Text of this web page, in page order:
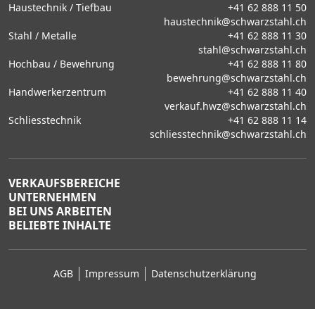
Haustechnik / Tiefbau
+41 62 888 11 50
haustechnik@schwarzstahl.ch
Stahl / Metalle
+41 62 888 11 30
stahl@schwarzstahl.ch
Hochbau / Bewehrung
+41 62 888 11 80
bewehrung@schwarzstahl.ch
Handwerkerzentrum
+41 62 888 11 40
verkauf.hwz@schwarzstahl.ch
Schliesstechnik
+41 62 888 11 14
schliesstechnik@schwarzstahl.ch
VERKAUFSBEREICHE
UNTERNEHMEN
BEI UNS ARBEITEN
BELIEBTE INHALTE
AGB Impressum Datenschutzerklärung